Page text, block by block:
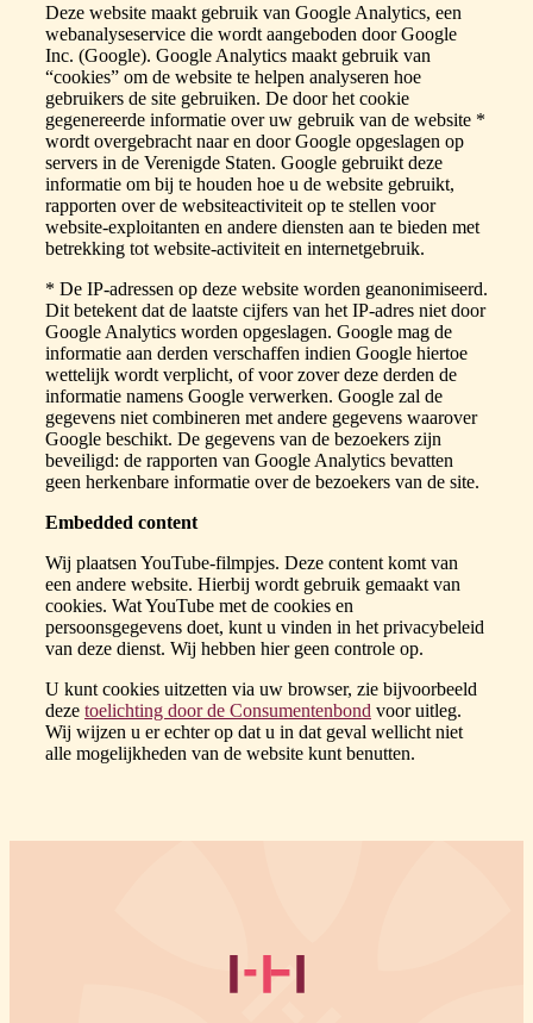
Deze website maakt gebruik van Google Analytics, een
webanalyseservice die wordt aangeboden door Google
Inc. (Google). Google Analytics maakt gebruik van
“cookies” om de website te helpen analyseren hoe
gebruikers de site gebruiken. De door het cookie
gegenereerde informatie over uw gebruik van de website *
wordt overgebracht naar en door Google opgeslagen op
servers in de Verenigde Staten. Google gebruikt deze
informatie om bij te houden hoe u de website gebruikt,
rapporten over de websiteactiviteit op te stellen voor
website-exploitanten en andere diensten aan te bieden met
betrekking tot website-activiteit en internetgebruik.
* De IP-adressen op deze website worden geanonimiseerd.
Dit betekent dat de laatste cijfers van het IP-adres niet door
Google Analytics worden opgeslagen. Google mag de
informatie aan derden verschaffen indien Google hiertoe
wettelijk wordt verplicht, of voor zover deze derden de
informatie namens Google verwerken. Google zal de
gegevens niet combineren met andere gegevens waarover
Google beschikt. De gegevens van de bezoekers zijn
beveiligd: de rapporten van Google Analytics bevatten
geen herkenbare informatie over de bezoekers van de site.
Embedded content
Wij plaatsen YouTube-filmpjes. Deze content komt van
een andere website. Hierbij wordt gebruik gemaakt van
cookies. Wat YouTube met de cookies en
persoonsgegevens doet, kunt u vinden in het privacybeleid
van deze dienst. Wij hebben hier geen controle op.
U kunt cookies uitzetten via uw browser, zie bijvoorbeeld
deze toelichting door de Consumentenbond voor uitleg.
Wij wijzen u er echter op dat u in dat geval wellicht niet
alle mogelijkheden van de website kunt benutten.